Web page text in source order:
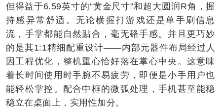
但得益于6.59英寸的“黄金尺寸”和超大圆润R角，握
持感异常舒适。无论横握打游戏还是单手刷信息
流，手掌都能自然贴合，毫无硌手感。并且更巧妙
的是其1:1精细配重设计——内部元器件布局经过人
因工程优化，整机重心恰好落在掌心中央。这意味
着长时间使用时手腕不易疲劳，即便是小手用户也
能轻松掌控。配合中框的微弧处理，手机甚至能稳
稳立在桌面上，实用性加分。